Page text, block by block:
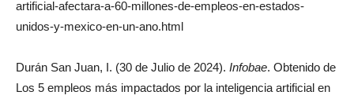
artificial-afectara-a-60-millones-de-empleos-en-estados-
unidos-y-mexico-en-un-ano.html
Durán San Juan, I. (30 de Julio de 2024). Infobae. Obtenido de
Los 5 empleos más impactados por la inteligencia artificial en